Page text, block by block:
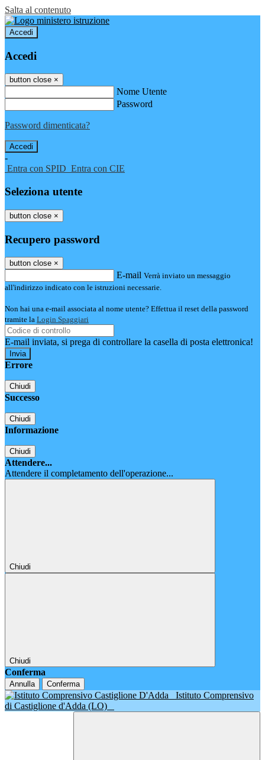
Salta al contenuto
Accedi
Accedi
button close ×
Nome Utente
Password
Password dimenticata?
-
Entra con SPID Entra con CIE
Seleziona utente
button close ×
Recupero password
button close ×
E-mail Verrà inviato un messaggio
all'indirizzo indicato con le istruzioni necessarie.
Non hai una e-mail associata al nome utente? Effettua il reset della password
tramite la Login Spaggiari
E-mail inviata, si prega di controllare la casella di posta elettronica!
Errore
Chiudi
Successo
Chiudi
Informazione
Chiudi
Attendere...
Attendere il completamento dell'operazione...
Chiudi
Chiudi
Conferma
Annulla Conferma
Istituto Comprensivo
di Castiglione d'Adda (LO)